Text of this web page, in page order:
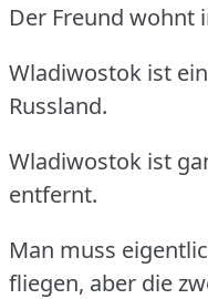
Der Freund wohnt
Wladiwostok ist
Russland.
Wladiwostok ist
entfernt.
Man muss
fliegen, aber die